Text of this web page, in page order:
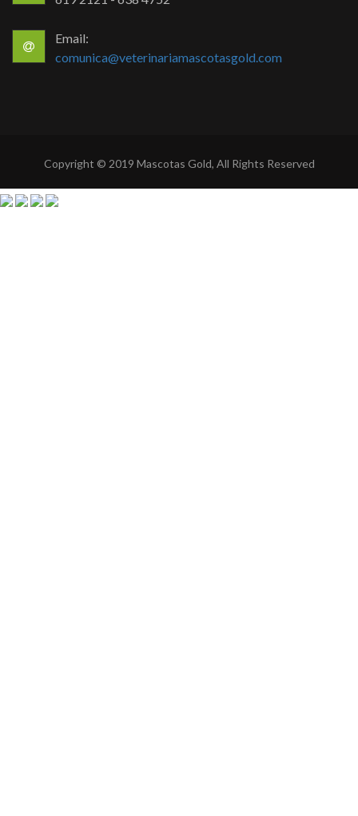
Email:
comunica@veterinariamascotasgold.com
Copyright © 2019 Mascotas Gold, All Rights Reserved